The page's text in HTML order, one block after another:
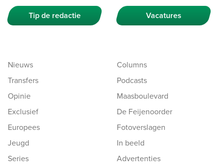
Tip de redactie Vacatures
Nieuws
Transfers
Opinie
Exclusief
Europees
Jeugd
Series
Columns
Podcasts
Maasboulevard
De Feijenoorder
Fotoverslagen
In beeld
Advertenties